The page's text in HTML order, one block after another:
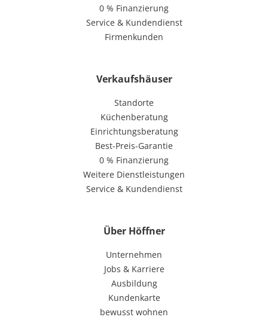
0 % Finanzierung
Service & Kundendienst
Firmenkunden
Verkaufshäuser
Standorte
Küchenberatung
Einrichtungsberatung
Best-Preis-Garantie
0 % Finanzierung
Weitere Dienstleistungen
Service & Kundendienst
Über Höffner
Unternehmen
Jobs & Karriere
Ausbildung
Kundenkarte
bewusst wohnen